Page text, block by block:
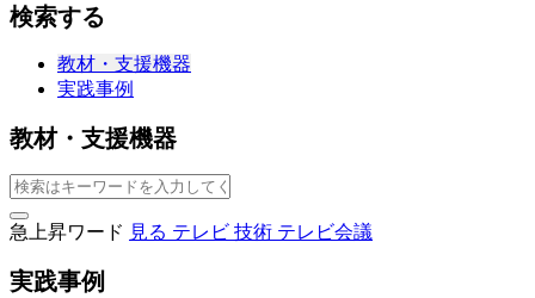
検索する
教材・支援機器
実践事例
教材・支援機器
急上昇ワード 見る テレビ 技術 テレビ会議
実践事例